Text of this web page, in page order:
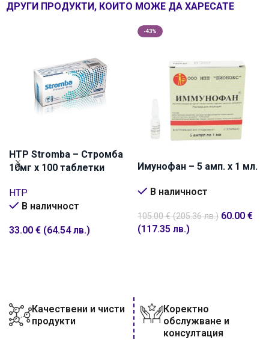
ДРУГИ ПРОДУКТИ, КОИТО МОЖЕ ДА ХАРЕСАТЕ
HTP Stromba – Стромба
10мг х 100 таблетки
HTP
В наличност
33.00 € (64.54 лв.)
-43%
Имунофан – 5 амп. x 1 мл.
В наличност
105.00€ (205.36 лв.) 60.00 €
(117.35 лв.)
Качествени и чисти
продукти
Коректно
обслужване и
консултация